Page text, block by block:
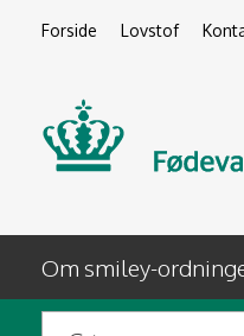
Forside Lovstof
Om smiley-